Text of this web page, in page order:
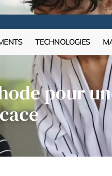
TECHNOLOGIES
pour